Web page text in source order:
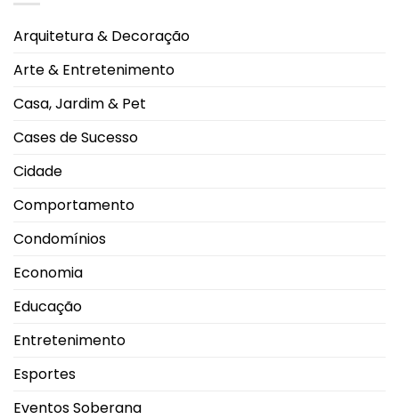
durante
os
mais
quentes
cinemas
e
nas
de
exibição
Arquitetura & Decoração
Arte & Entretenimento
Casa, Jardim & Pet
Cases de Sucesso
Cidade
Comportamento
Condomínios
Economia
Educação
Entretenimento
Esportes
Eventos Soberana